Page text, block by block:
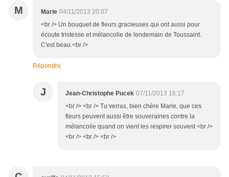
M Marie 04/11/2013 20:07
<br /> Un bouquet de fleurs gracieuses qui ont aussi pour
écoute tristesse et mélancolie de lendemain de Toussaint.
C'est beau.<br />
Répondre
J Jean-Christophe Pucek 07/11/2013 16:17
<br /> <br /> Tu verras, bien chère Marie, que ces
fleurs peuvent aussi être souveraines contre la
mélancolie quand on vient les respirer souvent <br />
<br /> <br /> <br />